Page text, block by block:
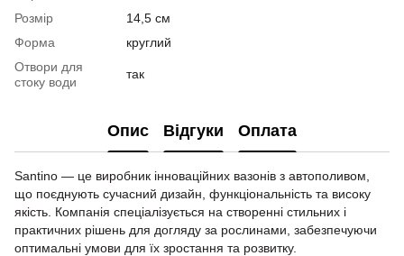
Розмір
14,5 см
Форма
круглий
Отвори для
стоку води
так
Опис Відгуки Оплата
Santino — це виробник інноваційних вазонів з автополивом,
що поєднують сучасний дизайн, функціональність та високу
якість. Компанія спеціалізується на створенні стильних і
практичних рішень для догляду за рослинами, забезпечуючи
оптимальні умови для їх зростання та розвитку.